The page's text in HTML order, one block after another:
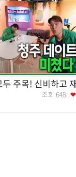
두 주목! 신비하고
조회 648